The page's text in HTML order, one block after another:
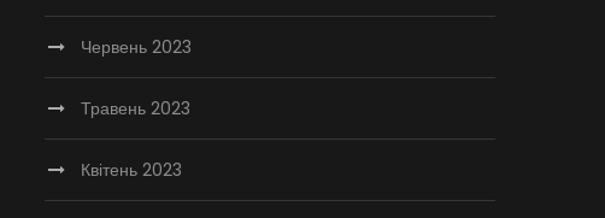
Червень 2023
Травень 2023
Квітень 2023